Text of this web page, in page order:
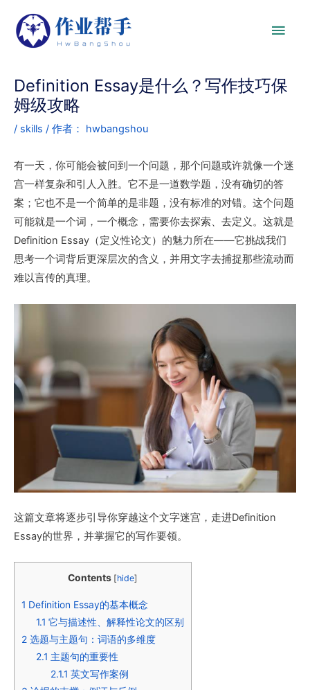
Definition Essay是什么？写作技巧保
姆级攻略
/ skills / 作者： hwbangshou
有一天，你可能会被问到一个问题，那个问题或许就像一个迷
宫一样复杂和引人入胜。它不是一道数学题，没有确切的答
案；它也不是一个简单的是非题，没有标准的对错。这个问题
可能就是一个词，一个概念，需要你去探索、去定义。这就是
Definition Essay（定义性论文）的魅力所在——它挑战我们
思考一个词背后更深层次的含义，并用文字去捕捉那些流动而
难以言传的真理。
这篇文章将逐步引导你穿越这个文字迷宫，走进Definition
Essay的世界，并掌握它的写作要领。
Contents [hide]
1 Definition Essay的基本概念
1.1 它与描述性、解释性论文的区别
2 选题与主题句：词语的多维度
2.1 主题句的重要性
2.1.1 英文写作案例